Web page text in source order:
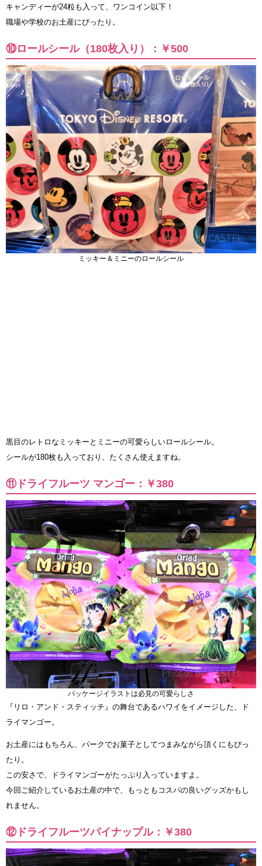
キャンディーが24粒も入って、ワンコイン以下！
職場や学校のお土産にぴったり。
⑩ロールシール（180枚入り）：￥500
ミッキー＆ミニーのロールシール
黒目のレトロなミッキーとミニーの可愛らしいロールシール。
シールが180枚も入っており、たくさん使えますね。
⑪ドライフルーツ マンゴー：￥380
パッケージイラストは必見の可愛らしさ
『リロ・アンド・スティッチ』の舞台であるハワイをイメージした、ド
ライマンゴー。
お土産にはもちろん、パークでお菓子としてつまみながら頂くにもぴっ
たり。
この安さで、ドライマンゴーがたっぷり入っていますよ。
今回ご紹介しているお土産の中で、もっともコスパの良いグッズかもし
れません。
⑫ドライフルーツパイナップル：￥380